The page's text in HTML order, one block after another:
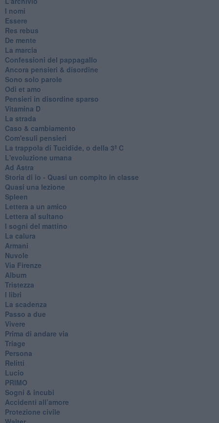
I nomi
Essere
Res rebus
De mente
La marcia
Confessioni del pappagallo
Ancora pensieri & disordine
Sono solo parole
Odi et amo
Pensieri in disordine sparso
Vitamina D
La strada
Caso & cambiamento
Com'esuli pensieri
La trappola di Tucidide, o della 3ª C
L'evoluzione umana
Ad Astra
Storia di io - Quasi un compito in classe
Quasi una lezione
Spleen
Lettera a un amico
Lettera al sultano
I sogni del mattino
La calura
Armani
Nuvole
Via Firenze
Album
Tristezza
I libri
La scadenza
Passo a due
Vivere
Prima di andare via
Triage
Persona
Relitti
Lucio
PRIMO
Sogni & incubi
Accidenti all’amore
Protezione civile